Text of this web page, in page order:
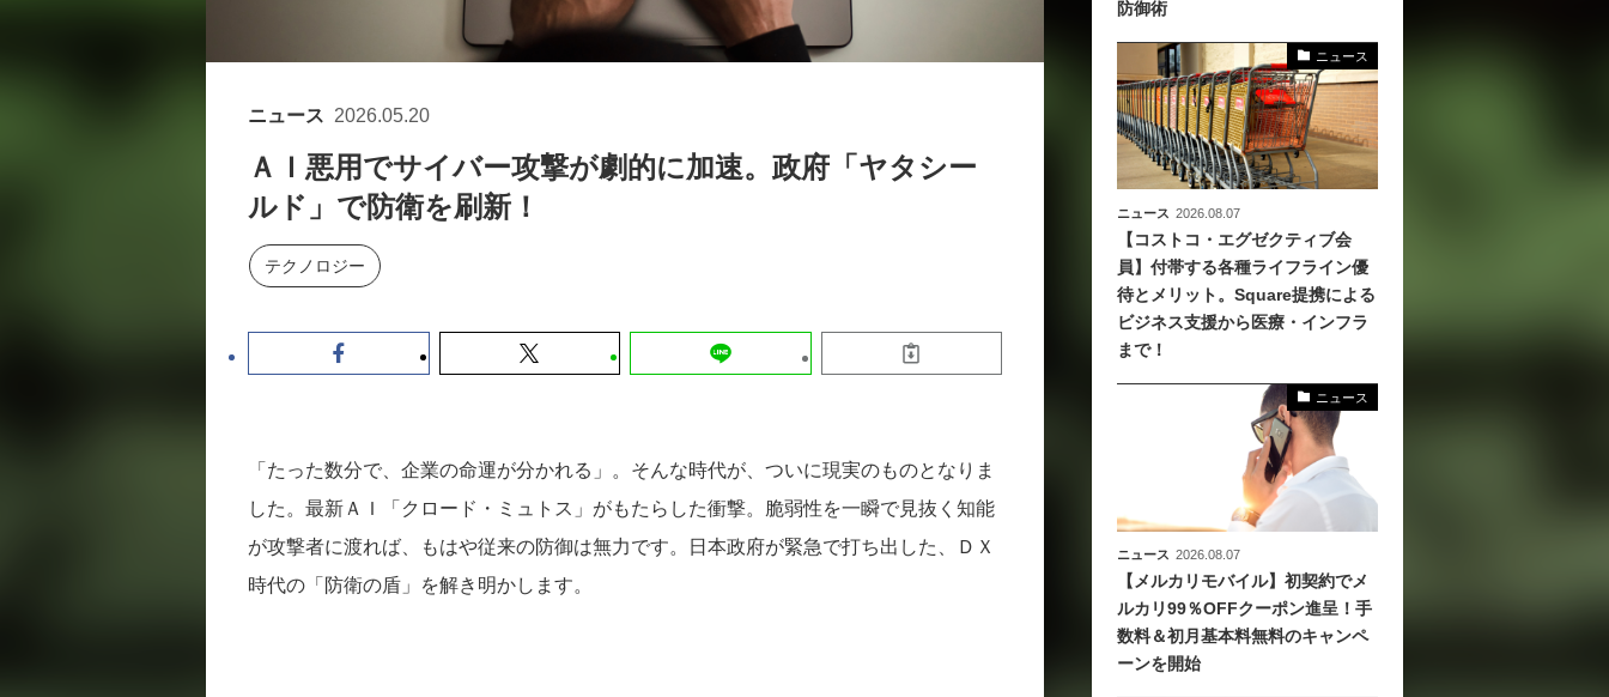
なぜ「DX人財」というキャリアが求めら
れるのか
ニュース 2026.05.20
ＡＩ悪用でサイバー攻撃が劇的に加速。政府「ヤタシー
ルド」で防衛を刷新！
テクノロジー
「たった数分で、企業の命運が分かれる」。そんな時代が、ついに現実のものとなりま
した。最新ＡＩ「クロード・ミュトス」がもたらした衝撃。脆弱性を一瞬で見抜く知能
が攻撃者に渡れば、もはや従来の防御は無力です。日本政府が緊急で打ち出した、ＤＸ
時代の「防衛の盾」を解き明かします。
防御術
ニュース
ニュース 2026.08.07
【コストコ・エグゼクティブ会
員】付帯する各種ライフライン優
待とメリット。Square提携による
ビジネス支援から医療・インフラ
まで！
ニュース
ニュース 2026.08.07
【メルカリモバイル】初契約でメ
ルカリ99％OFFクーポン進呈！手
数料＆初月基本料無料のキャンペ
ーンを開始